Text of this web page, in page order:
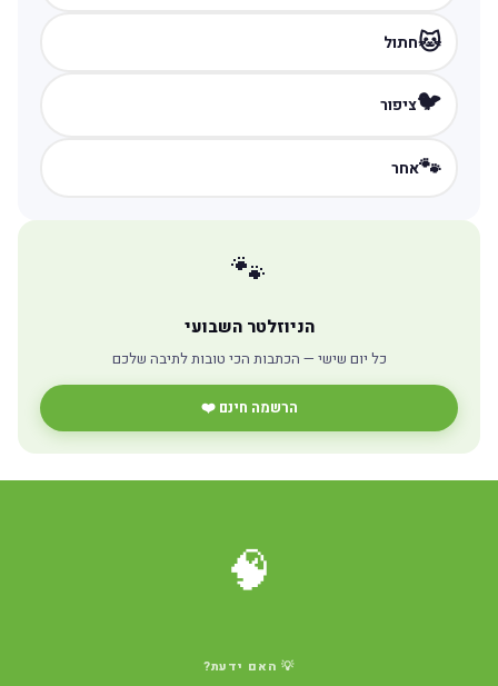
🐱חתול
🐦ציפור
🐾אחר
🐾
הניוזלטר השבועי
כל יום שישי — הכתבות הכי טובות לתיבה שלכם
הרשמה חינם ❤️
🧠
💡 האם ידעת?